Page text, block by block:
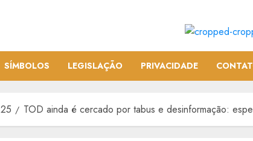
SÍMBOLOS LEGISLAÇÃO PRIVACIDADE
25 TOD ainda é cercado por tabus e desinformação: